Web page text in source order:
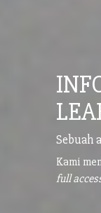
Sebuah
Kami
full